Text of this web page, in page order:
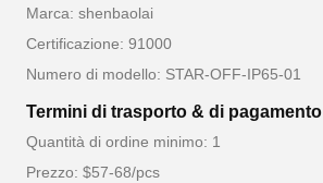
Marca: shenbaolai
Certificazione: 91000
Numero di modello: STAR-OFF-IP65-01
Termini di trasporto & di pagamento
Quantità di ordine minimo: 1
Prezzo: $57-68/pcs